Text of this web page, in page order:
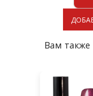
Вам также